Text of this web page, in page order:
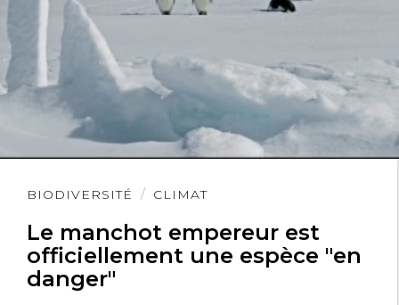
BIODIVERSITÉ CLIMAT
Le manchot empereur est
officiellement une espèce "en
danger"
Lire